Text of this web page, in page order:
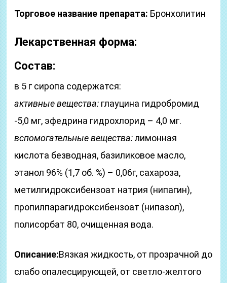
Торговое название препарата: Бронхолитин
Лекарственная форма:
Состав:
в 5 г сиропа содержатся:
активные вещества: глауцина гидробромид
-5,0 мг, эфедрина гидрохлорид – 4,0 мг.
вспомогательные вещества:лимонная
кислота безводная, базиликовое масло,
этанол 96% (1,7 об. %) – 0,06г, сахароза,
метилгидроксибензоат натрия (нипагин),
пропилпарагидроксибензоат (нипазол),
полисорбат 80, очищенная вода.
Описание:Вязкая жидкость, от прозрачной до
слабо опалесцирующей, от светло-желтого